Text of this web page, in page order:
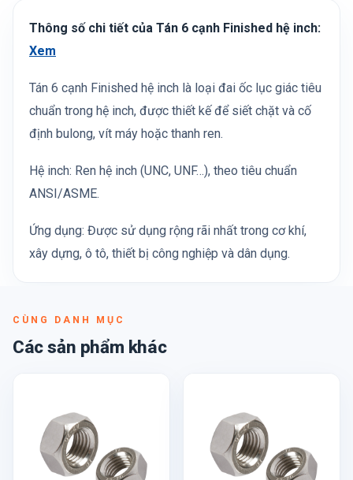
Thông số chi tiết của Tán 6 cạnh Finished hệ inch:
Xem
Tán 6 cạnh Finished hệ inch là loại đai ốc lục giác tiêu
chuẩn trong hệ inch, được thiết kế để siết chặt và cố
định bulong, vít máy hoặc thanh ren.
Hệ inch: Ren hệ inch (UNC, UNF…), theo tiêu chuẩn
ANSI/ASME.
Ứng dụng: Được sử dụng rộng rãi nhất trong cơ khí,
xây dựng, ô tô, thiết bị công nghiệp và dân dụng.
CÙNG DANH MỤC
Các sản phẩm khác